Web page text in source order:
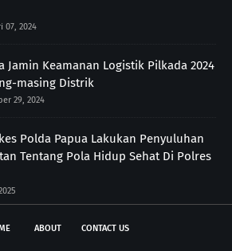
07, 2024
Jamin Keamanan Logistik Pilkada 2024
masing Distrik
29, 2024
Polda Papua Lakukan Penyuluhan
Tentang Pola Hidup Sehat Di Polres
ABOUT CONTACT US